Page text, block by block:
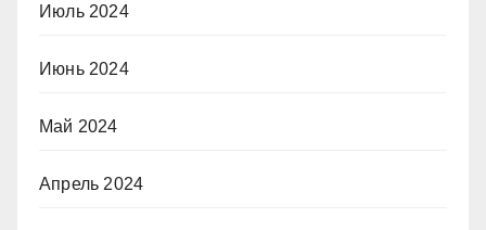
Июль 2024
Июнь 2024
Май 2024
Апрель 2024